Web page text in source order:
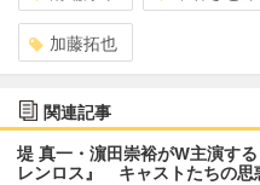
加藤拓也
関連記事
堤 真一・濵田崇裕がW主演す
レンロス』 キャストたちの